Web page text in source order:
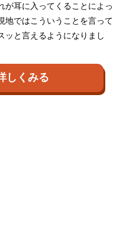
が耳に入ってくることによっ
地ではこういうことを言って
ッと言えるようになりまし
しくみる